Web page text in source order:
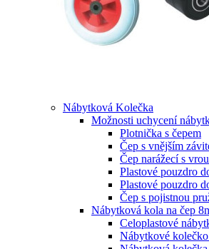
Nábytková Kolečka
Možnosti uchycení
Plotnička s čepem
Čep s vnějším
Čep narážecí s
Plastové pouzdro
Plastové pouzdro
Čep s pojistnou
Nábytková kola na čep
Celoplastové
Nábytkové